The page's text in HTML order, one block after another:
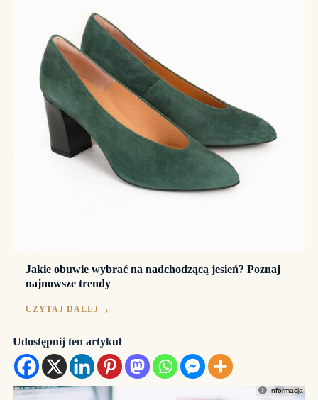
Jakie obuwie wybrać na nadchodzącą jesień? Poznaj
najnowsze trendy
CZYTAJ DALEJ
Udostępnij ten artykuł